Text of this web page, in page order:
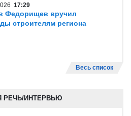
17:29
Федорищев вручил
строителям региона
Весь список
РЕЧЬ/ИНТЕРВЬЮ